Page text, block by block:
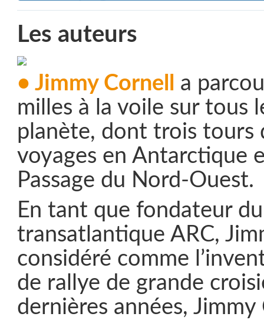
Les auteurs
• Jimmy Cornell
a
milles à la voile sur tous
planète, dont trois tours
voyages en Antarctique
Passage du Nord-Ouest.
En tant que fondateur
transatlantique ARC,
considéré comme
de rallye de grande
dernières années, Jimmy